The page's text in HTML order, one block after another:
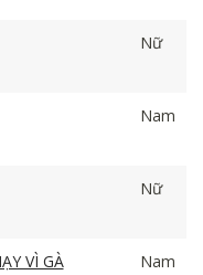
Nữ
Nam
Nữ
VÌ GÀ Nam